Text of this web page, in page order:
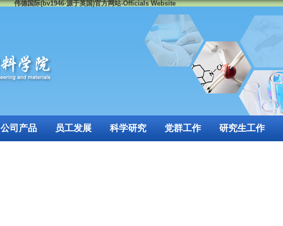
伟德国际(bv1946·源于英国)官方网站-Officials Website
公司产品 员工发展 科学研究 党群工作 研究生工作